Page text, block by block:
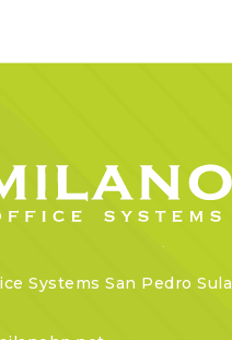
Systems San Pedro Sula